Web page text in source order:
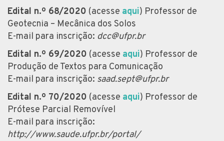
Edital n.º 68/2020 (acesse aqui) Professor de
Geotecnia – Mecânica dos Solos
E-mail para inscrição: dcc@ufpr.br
Edital n.º 69/2020 (acesse aqui) Professor de
Produção de Textos para Comunicação
E-mail para inscrição: saad.sept@ufpr.br
Edital n.º 70/2020 (acesse aqui) Professor de
Prótese Parcial Removível
E-mail para inscrição:
http://www.saude.ufpr.br/portal/